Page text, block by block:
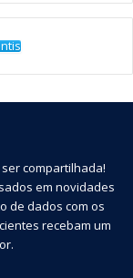
compartilhada!
em novidades
de dados com os
recebam um